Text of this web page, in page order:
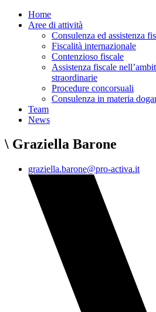
Home
Aree di attività
Consulenza ed assistenza
Fiscalità internazionale
Contenzioso fiscale
Assistenza fiscale
straordinarie
Procedure concorsuali
Consulenza in materia
Team
News
\ Graziella Barone
graziella.barone@pro-activa.it